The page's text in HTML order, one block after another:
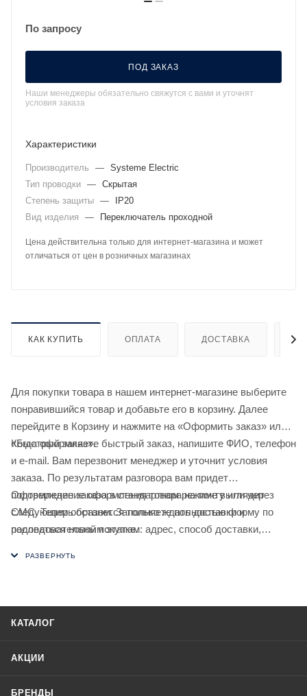
По запросу
ПОД ЗАКАЗ
Наши менеджеры обязательно свяжутся с вами и уточнят
условия заказа
Характеристики
Производитель — Systeme Electric
Тип проводки — Скрытая
Степень защиты —
IP20
Вид изделия
— Переключатель проходной
Цена действительна только для интернет-магазина и может
отличаться от цен в розничных магазинах
КАК КУПИТЬ ОПЛАТА ДОСТАВКА
Для покупки товара в нашем интернет-магазине выберите
понравившийся товар и добавьте его в корзину. Далее
перейдите в Корзину и нажмите на «Оформить заказ» или
«Быстрый заказ».
Когда оформляете быстрый заказ, напишите ФИО, телефон
и e-mail. Вам перезвонит менеджер и уточнит условия
заказа. По результатам разговора вам придет
подтверждение оформления товара на почту или через
СМС. Теперь останется только ждать доставки и
радоваться новой покупке.
Оформление заказа в стандартном режиме выглядит
следующим образом. Заполняете полностью форму по
последовательным этапам: адрес, способ доставки,
КАТАЛОГ
АКЦИИ
БРЕНДЫ